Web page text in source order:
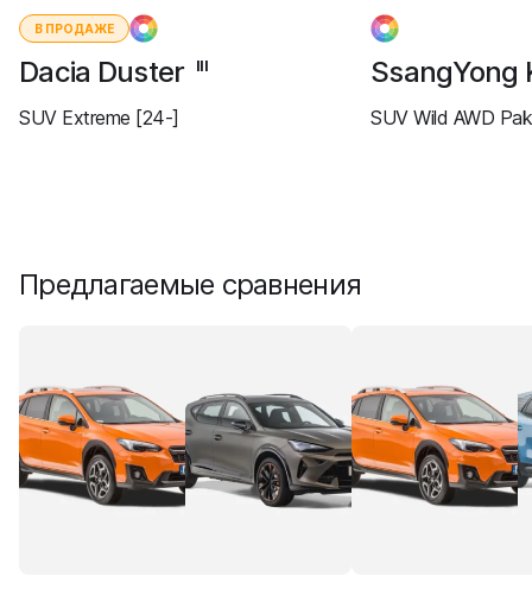
В ПРОДАЖЕ
Dacia Duster III
SUV Extreme [24-]
SsangYong
SUV Wild AWD
Предлагаемые сравнения